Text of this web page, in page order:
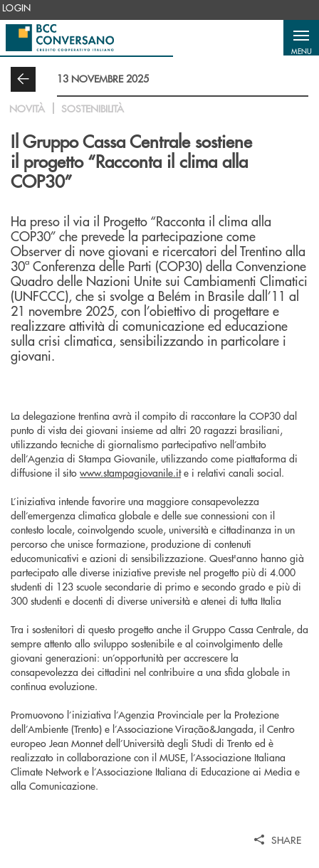
Salta al contenuto principale
LOGIN
MENU
13 NOVEMBRE 2025
NOVITÀ SOSTENIBILITÀ
Il Gruppo Cassa Centrale sostiene
il progetto “Racconta il clima alla
COP30”
Ha preso il via il Progetto “Racconta il clima alla
COP30” che prevede la partecipazione come
Observer di nove giovani e ricercatori del Trentino alla
30ª Conferenza delle Parti (COP30) della Convenzione
Quadro delle Nazioni Unite sui Cambiamenti Climatici
(UNFCCC), che si svolge a Belém in Brasile dall’11 al
21 novembre 2025, con l’obiettivo di progettare e
realizzare attività di comunicazione ed educazione
sulla crisi climatica, sensibilizzando in particolare i
giovani.
La delegazione trentina avrà il compito di raccontare la COP30 dal
punto di vista dei giovani insieme ad altri 20 ragazzi brasiliani,
utilizzando tecniche di giornalismo partecipativo nell’ambito
dell’Agenzia di Stampa Giovanile, utilizzando come piattaforma di
diffusione il sito www.stampagiovanile.ite i relativi canali social.
L’iniziativa intende favorire una maggiore consapevolezza
dell’emergenza climatica globale e delle sue connessioni con il
contesto locale, coinvolgendo scuole, università e cittadinanza in un
percorso che unisce formazione, produzione di contenuti
educomunicativi e azioni di sensibilizzazione. Quest'anno hanno già
partecipato alle diverse iniziative previste nel progetto più di 4.000
studenti di 123 scuole secondarie di primo e secondo grado e più di
300 studenti e docenti di diverse università e atenei di tutta Italia
Tra i sostenitori di questo progetto anche il Gruppo Cassa Centrale, da
sempre attento allo sviluppo sostenibile e al coinvolgimento delle
giovani generazioni: un’opportunità per accrescere la
consapevolezza dei cittadini nel contribuire a una sfida globale in
continua evoluzione.
Promuovono l’iniziativa l’Agenzia Provinciale per la Protezione
dell’Ambiente (Trento) e l’Associazione Viração&Jangada, il Centro
europeo Jean Monnet dell’Università degli Studi di Trento ed è
realizzato in collaborazione con il MUSE, l’Associazione Italiana
Climate Network e l’Associazione Italiana di Educazione ai Media e
alla Comunicazione.
SHARE